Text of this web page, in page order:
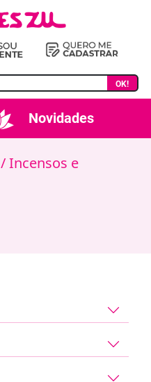
OK!
Novidades
/ Incensos e